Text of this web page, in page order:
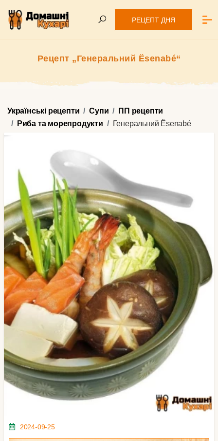
РЕЦЕПТ ДНЯ
Рецепт „Генеральний Ësenabé“
Українські рецепти Супи
ПП рецепти
Риба та морепродукти
Генеральний Ësenabé
2024-09-25